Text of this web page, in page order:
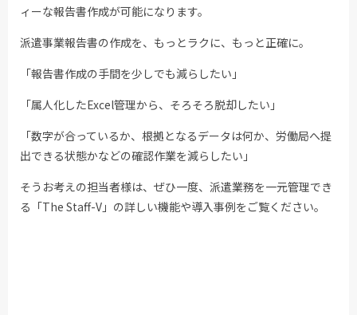
ィーな報告書作成が可能になります。
派遣事業報告書の作成を、もっとラクに、もっと正確に。
「報告書作成の手間を少しでも減らしたい」
「属人化したExcel管理から、そろそろ脱却したい」
「数字が合っているか、根拠となるデータは何か、労働局へ提
出できる状態かなどの確認作業を減らしたい」
そうお考えの担当者様は、ぜひ一度、派遣業務を一元管理でき
る「The Staff-V」の詳しい機能や導入事例をご覧ください。